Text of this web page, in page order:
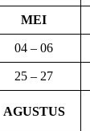
MEI
04 – 06
25 – 27
AGUSTUS